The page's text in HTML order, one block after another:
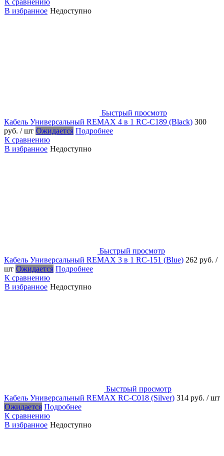
К сравнению
В избранное Недоступно
Быстрый просмотр
Кабель Универсальный REMAX 4 в 1 RC-C189 (Black) 300
руб. / шт Ожидается Подробнее
К сравнению
В избранное Недоступно
Быстрый просмотр
Кабель Универсальный REMAX 3 в 1 RC-151 (Blue) 262 руб. /
шт Ожидается Подробнее
К сравнению
В избранное Недоступно
Быстрый просмотр
Кабель Универсальный REMAX RC-C018 (Silver) 314 руб. / шт
Ожидается Подробнее
К сравнению
В избранное Недоступно